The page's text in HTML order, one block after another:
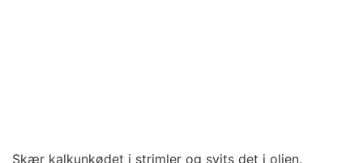
Skær kalkunkødet i strimler og svits det i olien.